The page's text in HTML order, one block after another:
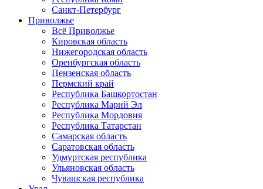
Санкт-Петербург
Приволжье
Всё Приволжье
Кировская область
Нижегородская область
Оренбургская область
Пензенская область
Пермский край
Республика Башкортостан
Республика Марий Эл
Республика Мордовия
Республика Татарстан
Самарская область
Саратовская область
Удмуртская республика
Ульяновская область
Чувашская республика